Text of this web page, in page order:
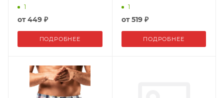
1
от449 ₽
ПОДРОБНЕЕ
1
от519 ₽
ПОДРОБНЕЕ